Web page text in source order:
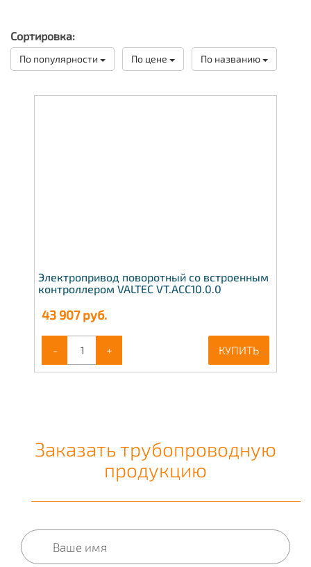
Сортировка:
По популярности По цене По названию
Электропривод поворотный со встроенным
контроллером VALTEC VT.ACC10.0.0
43 907руб.
- + КУПИТЬ
Заказать трубопроводную
продукцию